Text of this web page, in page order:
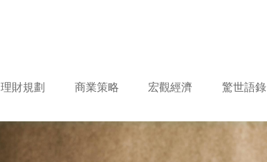
理財規劃 商業策略 宏觀經濟 驚世語錄